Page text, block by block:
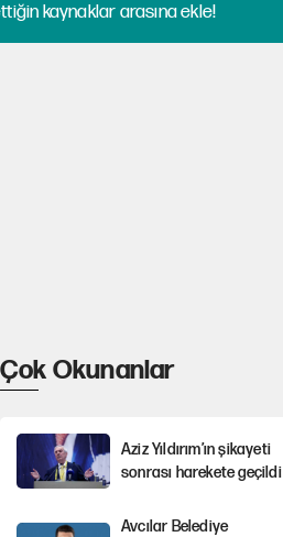
kaynaklar arasına ekle!
Çok Okunanlar
Aziz Yıldırım’ın şikayeti
sonrası harekete geçildi
Avcılar Belediye